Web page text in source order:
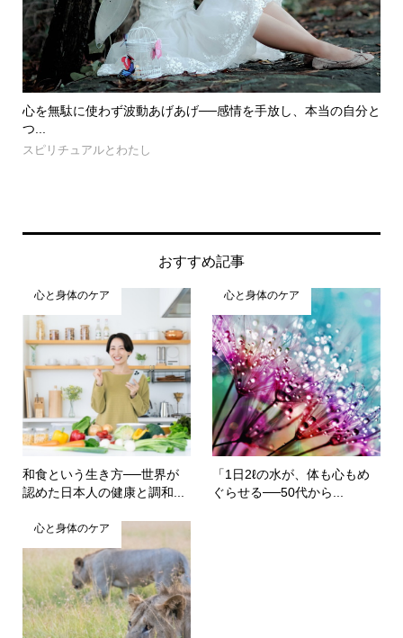
を無駄に使わず波動あげあげ──感情を手放し、本当の自分と
ピリチュアルとわたし
50代か
おすすめ記事
心と身体のケア
和食という生き方──世界が
認めた日本人の健康と調和...
心と身体のケア
「1日2ℓの水が、体も心もめ
ぐらせる──50代から...
心と身体のケア